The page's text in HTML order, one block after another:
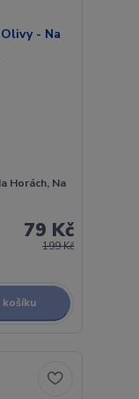
Horách, Na
199 Kč
79 Kč